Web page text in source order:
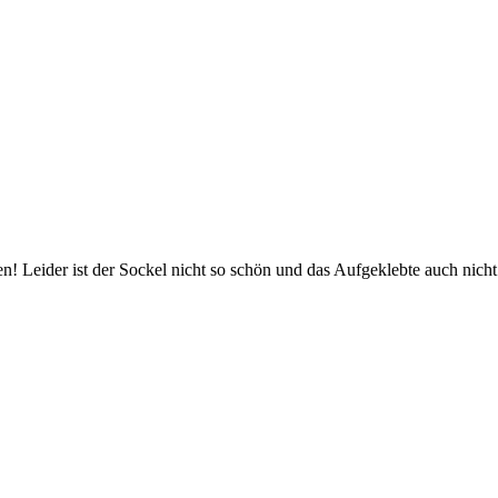
Leider ist der Sockel nicht so schön und das Aufgeklebte auch